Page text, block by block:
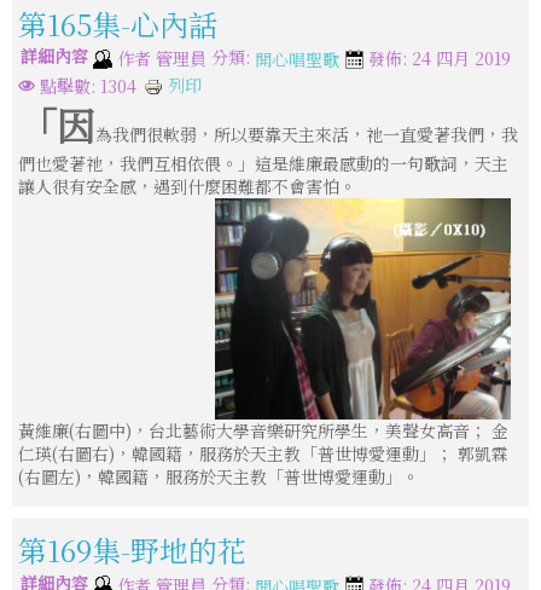
第165集-心內話
詳細內容 作者 管理員 分類: 開心唱聖歌
發佈: 24 四月 2019
點擊數: 1304
列印
「因為我們很軟弱，所以要靠天主來活，祂一直愛著我們，我
們也愛著祂，我們互相依偎。」這是維廉最感動的一句歌詞，天主
讓人很有安全感，遇到什麼困難都不會害怕。
黃維廉(右圖中)，台北藝術大學音樂研究所學生，美聲女高音； 金
仁瑛(右圖右)，韓國籍，服務於天主教「普世博愛運動」； 郭凱霖
(右圖左)，韓國籍，服務於天主教「普世博愛運動」。
第169集-野地的花
詳細內容 作者 管理員 分類:
發佈: 24 四月 2019